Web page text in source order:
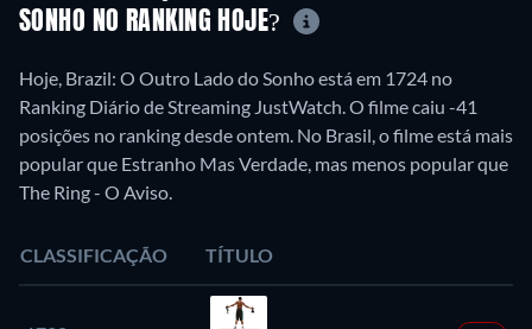
SONHO NO RANKING HOJE?
Hoje, Brazil: O Outro Lado do Sonho está em 1724 no
Ranking Diário de Streaming JustWatch. O filme caiu -41
posições no ranking desde ontem. No Brasil, o filme está mais
popular que Estranho Mas Verdade, mas menos popular que
The Ring - O Aviso.
CLASSIFICAÇÃO TÍTULO